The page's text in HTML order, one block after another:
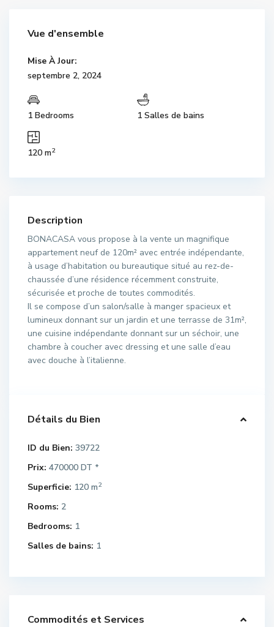
Vue d'ensemble
Mise À Jour:
septembre 2, 2024
1 Bedrooms 1 Salles de bains
120 m2
Description
BONACASA vous propose à la vente un magnifique
appartement neuf de 120m² avec entrée indépendante,
à usage d’habitation ou bureautique situé au rez-de-
chaussée d’une résidence récemment construite,
sécurisée et proche de toutes commodités.
Il se compose d’un salon/salle à manger spacieux et
lumineux donnant sur un jardin et une terrasse de 31m²,
une cuisine indépendante donnant sur un séchoir, une
chambre à coucher avec dressing et une salle d’eau
avec douche à l’italienne.
Détails du Bien
ID du Bien: 39722
Prix: 470000 DT *
Superficie: 120 m2
Rooms: 2
Bedrooms: 1
Salles de bains: 1
Commodités et Services